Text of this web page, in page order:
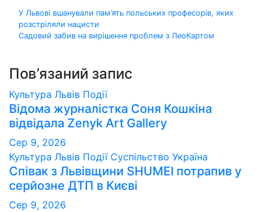
Навігація
записів
У Львові вшанували пам’ять польських професорів, яких
розстріляли нацисти
Садовий забив на вирішення проблем з ЛеоКартом
Пов’язаний запис
Культура Львів Події
Відома журналістка Соня Кошкіна
відвідала Zenyk Art Gallery
Сер 9, 2026
Культура Львів Події Суспільство Україна
Співак з Львівщини SHUMEI потрапив у
серйозне ДТП в Києві
Сер 9, 2026